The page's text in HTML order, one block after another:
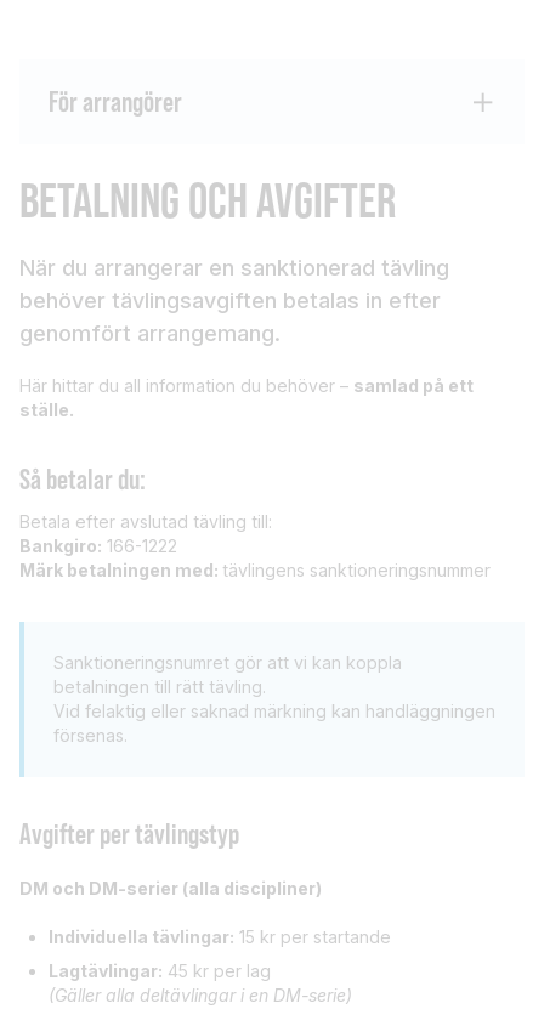
För arrangörer
BETALNING OCH AVGIFTER
När du arrangerar en sanktionerad tävling
behöver tävlingsavgiften betalas in efter
genomfört arrangemang.
Här hittar du all information du behöver – samlad på ett
ställe.
Så betalar du:
Betala efter avslutad tävling till:
Bankgiro: 166-1222
Märk betalningen med: tävlingens sanktioneringsnummer
Sanktioneringsnumret gör att vi kan koppla
betalningen till rätt tävling.
Vid felaktig eller saknad märkning kan handläggningen
försenas.
Avgifter per tävlingstyp
DM och DM-serier (alla discipliner)
Individuella tävlingar: 15 kr per startande
Lagtävlingar: 45 kr per lag
(Gäller alla deltävlingar i en DM-serie)